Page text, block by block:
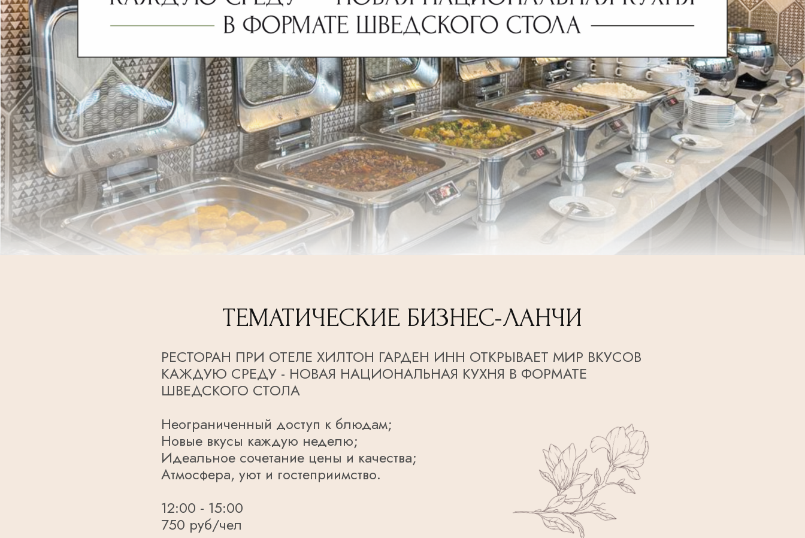
ТЕМАТИЧЕСКИЕ БИЗНЕС-ЛАНЧИ
РЕСТОРАН ПРИ ОТЕЛЕ ХИЛТОН ГАРДЕН ИНН ОТКРЫВАЕТ МИР ВКУСОВ
КАЖДУЮ СРЕДУ - НОВАЯ НАЦИОНАЛЬНАЯ КУХНЯ В ФОРМАТЕ
ШВЕДСКОГО СТОЛА
Неограниченный доступ к блюдам;
Новые вкусы каждую неделю;
Идеальное сочетание цены и качества;
Атмосфера, уют и гостеприимство.
12:00 - 15:00
750 руб/чел